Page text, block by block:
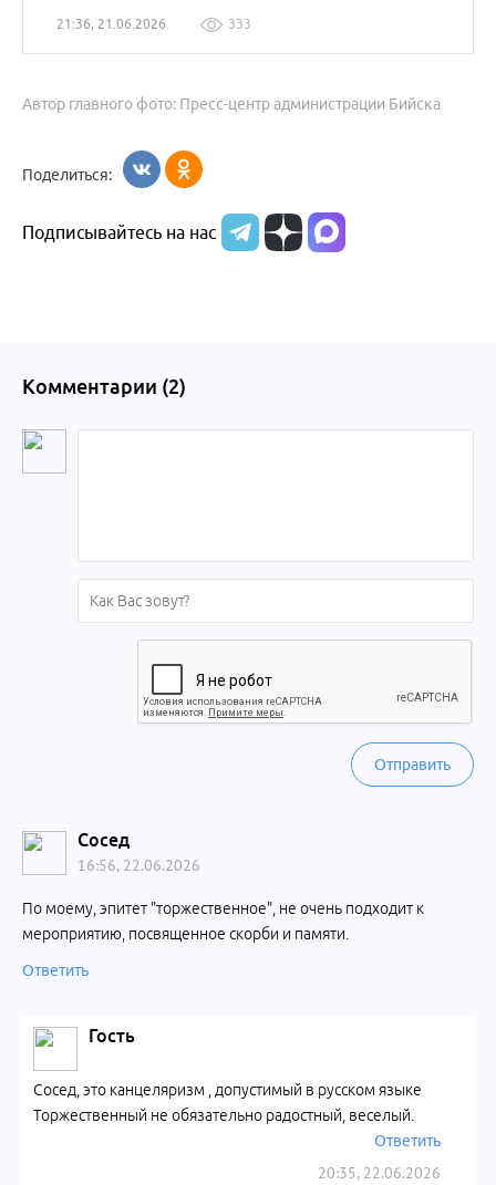
21:36, 21.06.2026 333
Автор главного фото: Пресс-центр администрации Бийска
Поделиться:
Подписывайтесь на нас
Комментарии (2)
Отправить
Сосед
16:56, 22.06.2026
По моему, эпитет "торжественное", не очень подходит к
мероприятию, посвященное скорби и памяти.
Ответить
Гость
20:35, 22.06.2026
Сосед, это канцеляризм , допустимый в русском языке
Торжественный не обязательно радостный, веселый.
Ответить